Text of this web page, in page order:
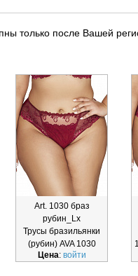
только после Вашей
Art. 1030 браз
рубин_Lx
Трусы бразильянки
(рубин) AVA 1030
браз рубин_Lx
Цена: войти